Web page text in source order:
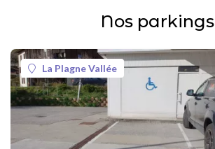
Nos parkings
La Plagne Vallée